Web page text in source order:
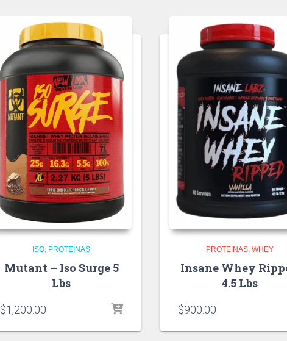
ISO PROTEINAS
Mutant – Iso Surge 5
Lbs
$1,200.00
PROTEINAS WHEY
Insane Whey
4.5 Lbs
$900.00